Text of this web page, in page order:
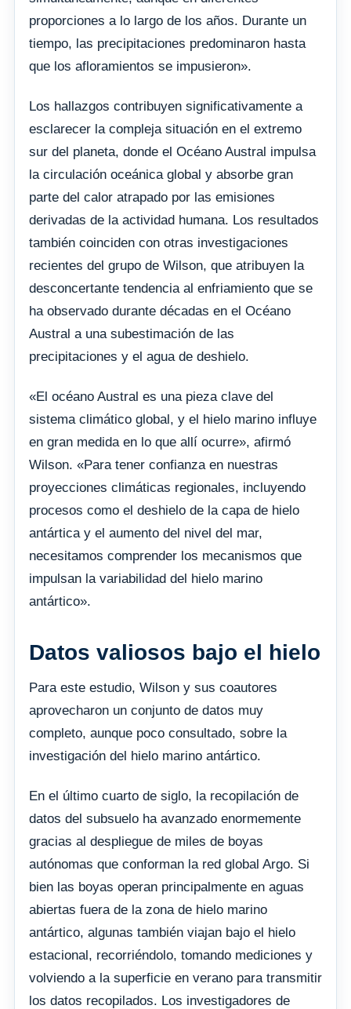
proporciones a lo largo de los años. Durante un
tiempo, las precipitaciones predominaron hasta
que los afloramientos se impusieron».
Los hallazgos contribuyen significativamente a
esclarecer la compleja situación en el extremo
sur del planeta, donde el Océano Austral impulsa
la circulación oceánica global y absorbe gran
parte del calor atrapado por las emisiones
derivadas de la actividad humana. Los resultados
también coinciden con otras investigaciones
recientes del grupo de Wilson, que atribuyen la
desconcertante tendencia al enfriamiento que se
ha observado durante décadas en el Océano
Austral a una subestimación de las
precipitaciones y el agua de deshielo.
«El océano Austral es una pieza clave del
sistema climático global, y el hielo marino influye
en gran medida en lo que allí ocurre», afirmó
Wilson. «Para tener confianza en nuestras
proyecciones climáticas regionales, incluyendo
procesos como el deshielo de la capa de hielo
antártica y el aumento del nivel del mar,
necesitamos comprender los mecanismos que
impulsan la variabilidad del hielo marino
antártico».
Datos valiosos bajo el hielo
Para este estudio, Wilson y sus coautores
aprovecharon un conjunto de datos muy
completo, aunque poco consultado, sobre la
investigación del hielo marino antártico.
En el último cuarto de siglo, la recopilación de
datos del subsuelo ha avanzado enormemente
gracias al despliegue de miles de boyas
autónomas que conforman la red global Argo. Si
bien las boyas operan principalmente en aguas
abiertas fuera de la zona de hielo marino
antártico, algunas también viajan bajo el hielo
estacional, recorriéndolo, tomando mediciones y
volviendo a la superficie en verano para transmitir
los datos recopilados. Los investigadores de